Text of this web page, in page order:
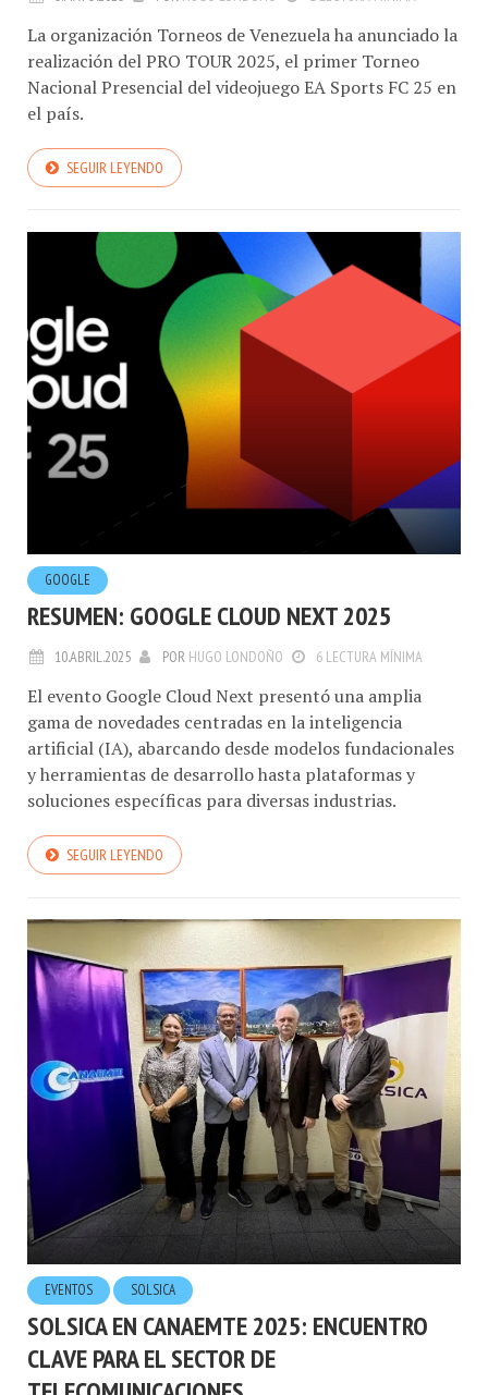
La organización Torneos de Venezuela ha anunciado la
realización del PRO TOUR 2025, el primer Torneo
Nacional Presencial del videojuego EA Sports FC 25 en
el país.
SEGUIR LEYENDO
GOOGLE
RESUMEN: GOOGLE CLOUD NEXT 2025
10.ABRIL.2025 POR HUGO LONDOÑO 6 LECTURA MÍNIMA
El evento Google Cloud Next presentó una amplia
gama de novedades centradas en la inteligencia
artificial (IA), abarcando desde modelos fundacionales
y herramientas de desarrollo hasta plataformas y
soluciones específicas para diversas industrias.
SEGUIR LEYENDO
EVENTOS SOLSICA
SOLSICA EN CANAEMTE 2025: ENCUENTRO
CLAVE PARA EL SECTOR DE